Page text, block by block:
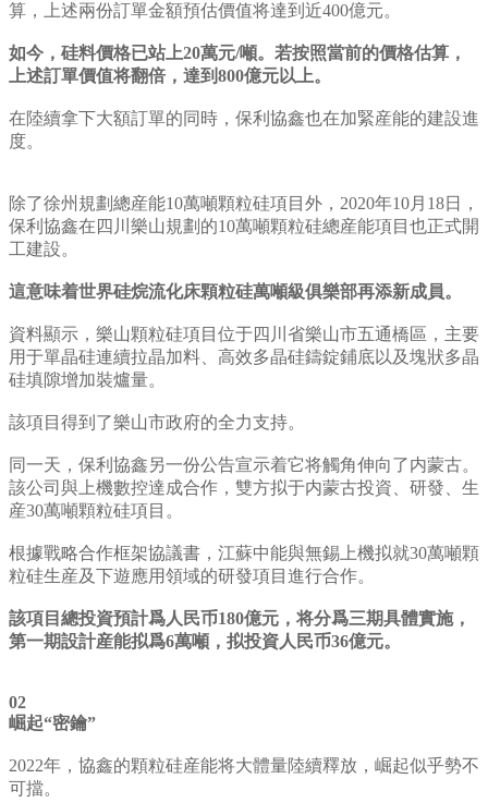
算，上述兩份訂單金額預估價值将達到近400億元。
如今，硅料價格已站上20萬元/噸。若按照當前的價格估算，
上述訂單價值将翻倍，達到800億元以上。
在陸續拿下大額訂單的同時，保利協鑫也在加緊産能的建設進
度。
除了徐州規劃總産能10萬噸顆粒硅項目外，2020年10月18日，
保利協鑫在四川樂山規劃的10萬噸顆粒硅總産能項目也正式開
工建設。
這意味着世界硅烷流化床顆粒硅萬噸級俱樂部再添新成員。
資料顯示，樂山顆粒硅項目位于四川省樂山市五通橋區，主要
用于單晶硅連續拉晶加料、高效多晶硅鑄錠鋪底以及塊狀多晶
硅填隙增加裝爐量。
該項目得到了樂山市政府的全力支持。
同一天，保利協鑫另一份公告宣示着它将觸角伸向了内蒙古。
該公司與上機數控達成合作，雙方拟于内蒙古投資、研發、生
産30萬噸顆粒硅項目。
根據戰略合作框架協議書，江蘇中能與無錫上機拟就30萬噸顆
粒硅生産及下遊應用領域的研發項目進行合作。
該項目總投資預計爲人民币180億元，将分爲三期具體實施，
第一期設計産能拟爲6萬噸，拟投資人民币36億元。
02
崛起“密鑰”
2022年，協鑫的顆粒硅産能将大體量陸續釋放，崛起似乎勢不
可擋。